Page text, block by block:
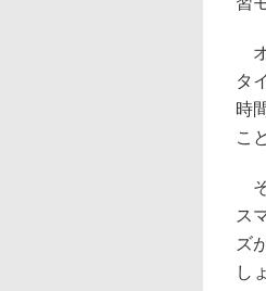
オ
タ
時
こ
そ
ス
ズ
し